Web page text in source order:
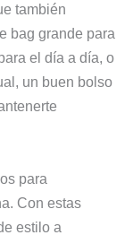
también
bag grande para
el día a día, o
un buen bolso
para
Con estas
estilo a